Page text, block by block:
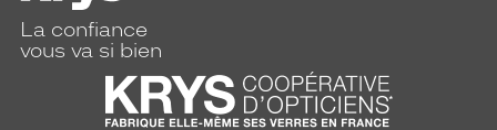
La confiance
vous va si bien